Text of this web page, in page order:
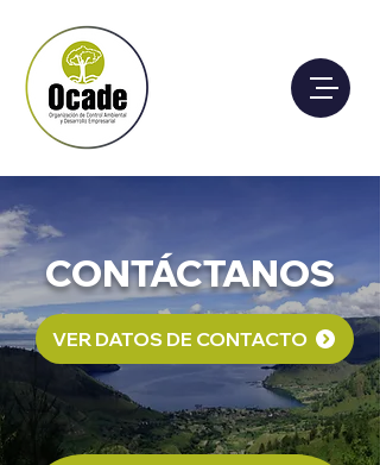
CONTÁCTANOS
VER DATOS DE CONTACTO